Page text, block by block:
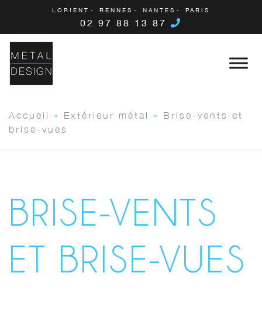
LORIENT RENNES NANTES PARIS
02 97 88 13 87
Accueil » Extérieur métal » Brise-vents et
brise-vues
BRISE-VENTS
ET BRISE-VUES